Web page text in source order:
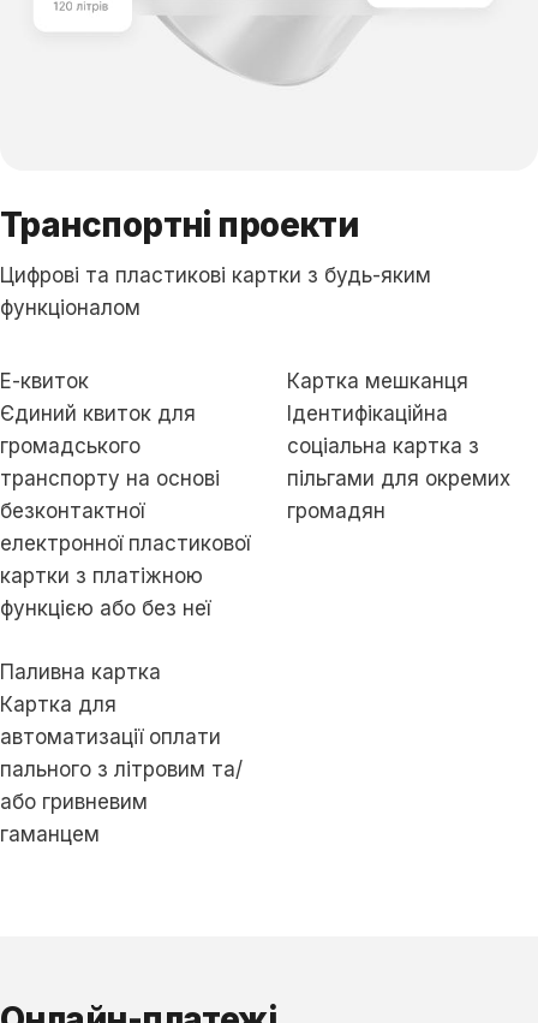
Транспортні проекти
Цифрові та пластикові картки з будь-яким
функціоналом
Е-квиток
Єдиний квиток для
громадського
транспорту на основі
безконтактної
електронної пластикової
картки з платіжною
функцією або без неї
Картка мешканця
Ідентифікаційна
соціальна картка з
пільгами для окремих
громадян
Паливна картка
Картка для
автоматизації оплати
пального з літровим та/
або гривневим
гаманцем